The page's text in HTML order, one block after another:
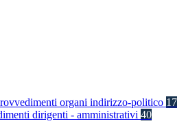
organi indirizzo-politico 17
dirigenti - amministrativi 40